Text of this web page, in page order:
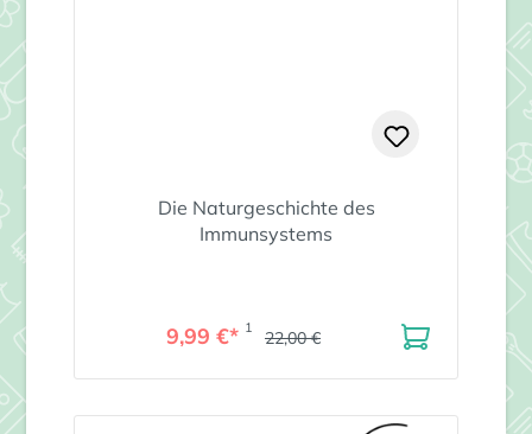
Die Naturgeschichte des
Immunsystems
9,99 €* 1 22,00 €